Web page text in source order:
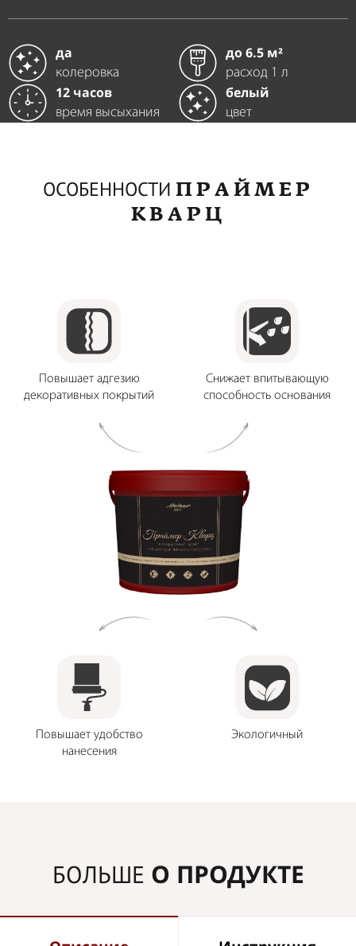
да
колеровка
до 6.5 м²
расход 1 л
12 часов
время высыхания
белый
цвет
ОСОБЕННОСТИ ПРАЙМЕР
КВАРЦ
Повышает адгезию
декоративных покрытий
Повышает удобство
нанесения
Снижает впитывающую
способность основания
Экологичный
БОЛЬШЕ О ПРОДУКТЕ